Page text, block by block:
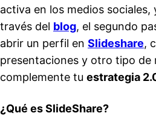
activa en los medios sociales,
través del blog, el segundo
abrir un perfil en Slideshare,
presentaciones y otro tipo de
complemente tu estrategia
¿Qué es SlideShare?